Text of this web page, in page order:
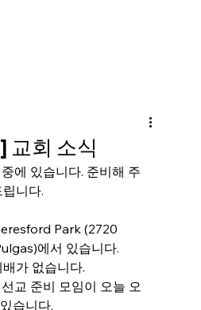
회 소식
에 있습니다. 준비해 주
니다.
Park (2720
에서 있습니다.
가 없습니다.
교 준비 모임이 오늘 오
습니다.